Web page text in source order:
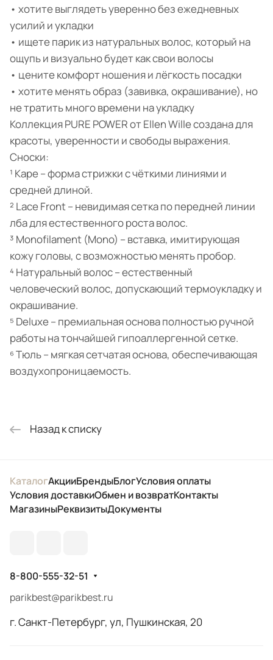
• хотите выглядеть уверенно без ежедневных
усилий и укладки
• ищете парик из натуральных волос, который на
ощупь и визуально будет как свои волосы
• цените комфорт ношения и лёгкость посадки
• хотите менять образ (завивка, окрашивание), но
не тратить много времени на укладку
Коллекция PURE POWER от Ellen Wille создана для
красоты, уверенности и свободы выражения.
Сноски:
¹ Каре – форма стрижки с чёткими линиями и
средней длиной.
² Lace Front – невидимая сетка по передней линии
лба для естественного роста волос.
³ Monofilament (Mono) – вставка, имитирующая
кожу головы, с возможностью менять пробор.
⁴ Натуральный волос – естественный
человеческий волос, допускающий термоукладку и
окрашивание.
⁵ Deluxe – премиальная основа полностью ручной
работы на тончайшей гипоаллергенной сетке.
⁶ Тюль – мягкая сетчатая основа, обеспечивающая
воздухопроницаемость.
Назад к списку
КаталогАкцииБрендыБлогУсловия оплаты
Условия доставкиОбмен и возвратКонтакты
МагазиныРеквизитыДокументы
8-800-555-32-51
parikbest@parikbest.ru
г. Санкт-Петербург, ул, Пушкинская, 20